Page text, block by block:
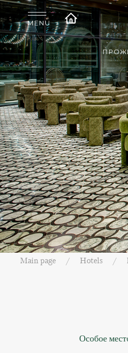
Main page Hotels
Особое